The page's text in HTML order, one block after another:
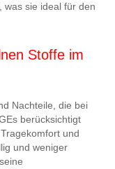
was sie ideal für den
Stoffe im
Nachteile, die bei
berücksichtigt
und
und weniger